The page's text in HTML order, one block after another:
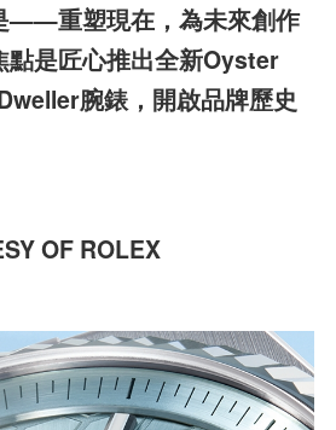
——重塑現在，為未來創作
點是匠心推出全新Oyster
腕錶，開啟品牌歷史
OF ROLEX